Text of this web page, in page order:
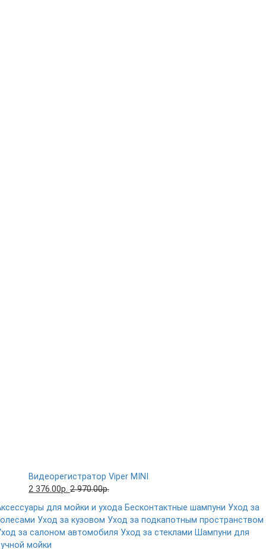
Видеорегистратор Viper MINI
2 376.00р. 2 970.00р.
для мойки и ухода Бесконтактные шампуни Уход за
Уход за кузовом Уход за подкапотным пространством
за салоном автомобиля Уход за стеклами Шампуни для
мойки